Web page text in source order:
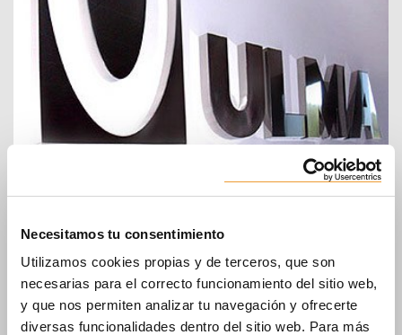
Necesitamos tu consentimiento
Utilizamos cookies propias y de terceros, que son
necesarias para el correcto funcionamiento del sitio web,
y que nos permiten analizar tu navegación y ofrecerte
diversas funcionalidades dentro del sitio web. Para más
ULMA Chile - Andamios y Moldajes, S.p.A.
Autop. Talcahuano 8696 Of. 604, Hualpén
4070095 CONCEPCIÓN
Chile
Teléfono:+56 225990554
Web:www.ulmaconstruction.cl